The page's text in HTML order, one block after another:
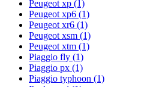
Peugeot xp (1)
Peugeot xp6 (1)
Peugeot xr6 (1)
Peugeot xsm (1)
Peugeot xtm (1)
Piaggio fly (1)
Piaggio px (1)
Piaggio typhoon (1)